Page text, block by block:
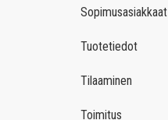
Sopimusasiakkaat
Tuotetiedot
Tilaaminen
Toimitus